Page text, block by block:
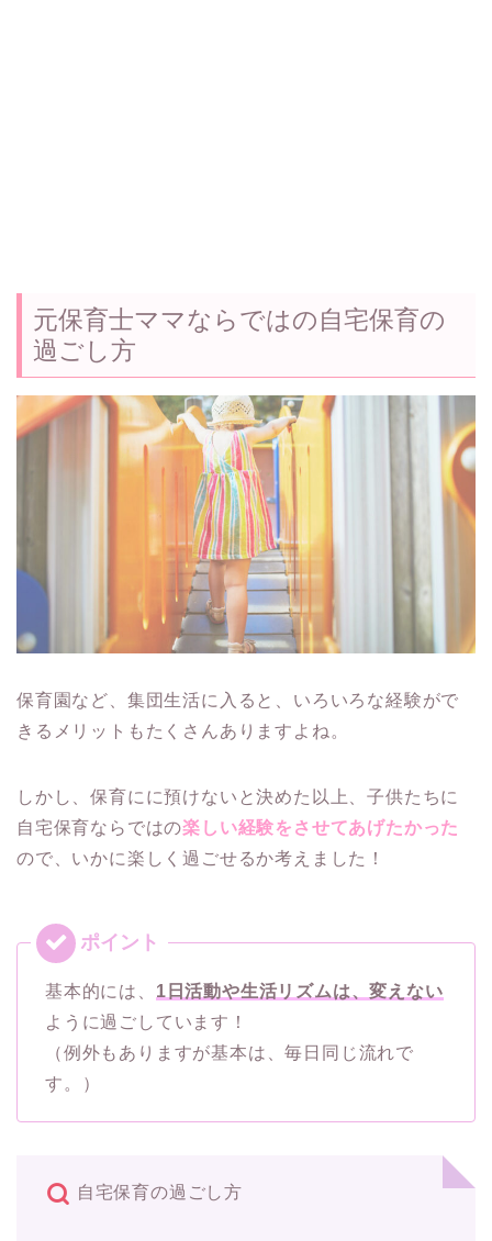
元保育士ママならではの自宅保育の
過ごし方
保育園など、集団生活に入ると、いろいろな経験がで
きるメリットもたくさんありますよね。
しかし、保育にに預けないと決めた以上、子供たちに
自宅保育ならではの楽しい経験をさせてあげたかった
ので、いかに楽しく過ごせるか考えました！
基本的には、 1日活動や生活リズムは、変えない
ように過ごしています！
（例外もありますが基本は、毎日同じ流れで
す。）
自宅保育の過ごし方